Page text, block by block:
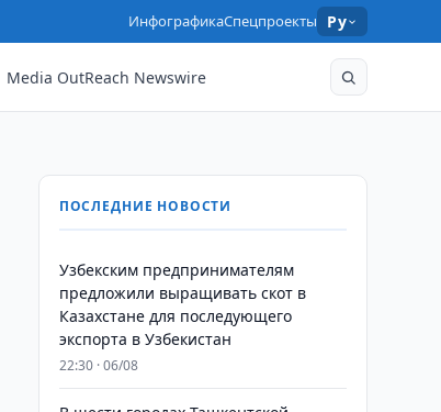
ИнфографикаСпецпроекты Ру
Media OutReach Newswire
ПОСЛЕДНИЕ НОВОСТИ
Узбекским предпринимателям
предложили выращивать скот в
Казахстане для последующего
экспорта в Узбекистан
22:30 · 06/08